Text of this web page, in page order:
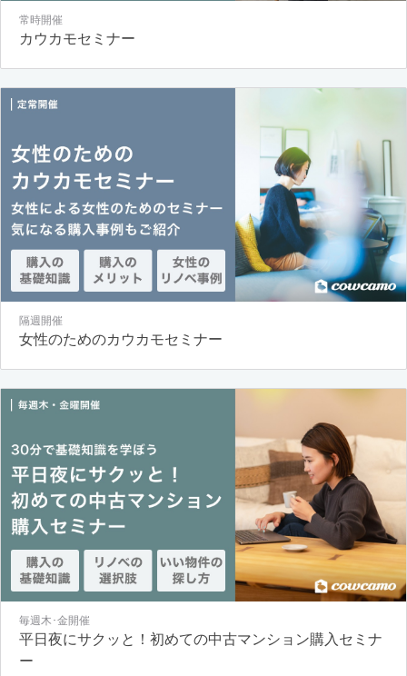
常時開催
カウカモセミナー
隔週開催
女性のためのカウカモセミナー
毎週木･金開催
平日夜にサクッと！初めての中古マンション購入セミナ
ー